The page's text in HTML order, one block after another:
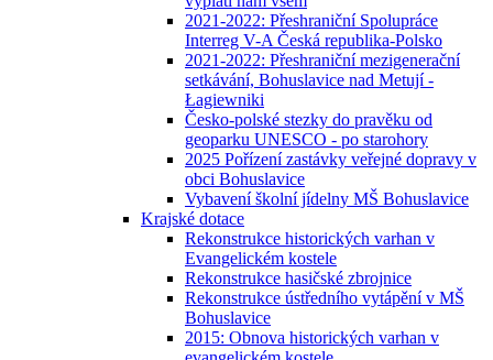
2021-2022: Přeshraniční Spolupráce
Interreg V-A Česká republika-Polsko
2021-2022: Přeshraniční mezigenerační
setkávání, Bohuslavice nad Metují -
Łagiewniki
Česko-polské stezky do pravěku od
geoparku UNESCO - po starohory
2025 Pořízení zastávky veřejné dopravy v
obci Bohuslavice
Vybavení školní jídelny MŠ Bohuslavice
Krajské dotace
Rekonstrukce historických varhan v
Evangelickém kostele
Rekonstrukce hasičské zbrojnice
Rekonstrukce ústředního vytápění v MŠ
Bohuslavice
2015: Obnova historických varhan v